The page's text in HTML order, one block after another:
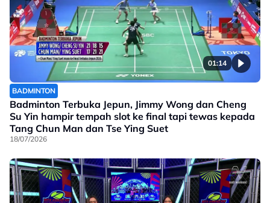
01:14
BADMINTON
Badminton Terbuka Jepun, Jimmy Wong dan Cheng
Su Yin hampir tempah slot ke final tapi tewas kepada
Tang Chun Man dan Tse Ying Suet
18/07/2026